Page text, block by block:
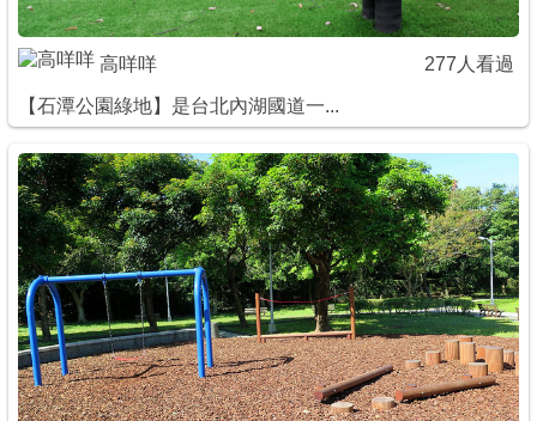
討論區
聯絡我們
APP下載
高咩咩 277人看過
【石潭公園綠地】是台北內湖國道一...